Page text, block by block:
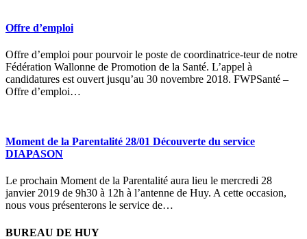
Offre d’emploi
Offre d’emploi pour pourvoir le poste de coordinatrice-teur de notre
Fédération Wallonne de Promotion de la Santé. L’appel à
candidatures est ouvert jusqu’au 30 novembre 2018. FWPSanté –
Offre d’emploi…
Moment de la Parentalité 28/01 Découverte du service
DIAPASON
Le prochain Moment de la Parentalité aura lieu le mercredi 28
janvier 2019 de 9h30 à 12h à l’antenne de Huy. A cette occasion,
nous vous présenterons le service de…
BUREAU DE HUY